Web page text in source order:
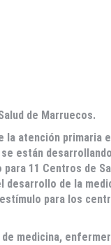
de Marruecos.
la atención primaria
están
11 Centros de
desarrollo de la
para los
medicina,